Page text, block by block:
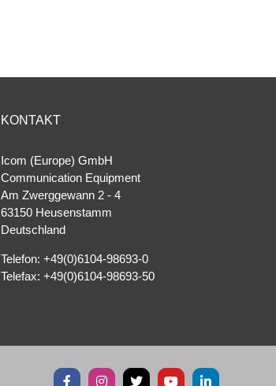
KONTAKT
Icom (Europe) GmbH
Communication Equipment
Am Zwerggewann 2 ‐ 4
63150 Heusenstamm
Deutschland
Telefon: +49(0)6104-98693-0
Telefax: +49(0)6104-98693-50